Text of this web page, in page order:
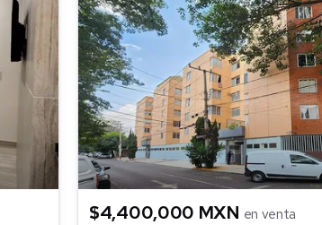
$4,400,000 MXN en venta